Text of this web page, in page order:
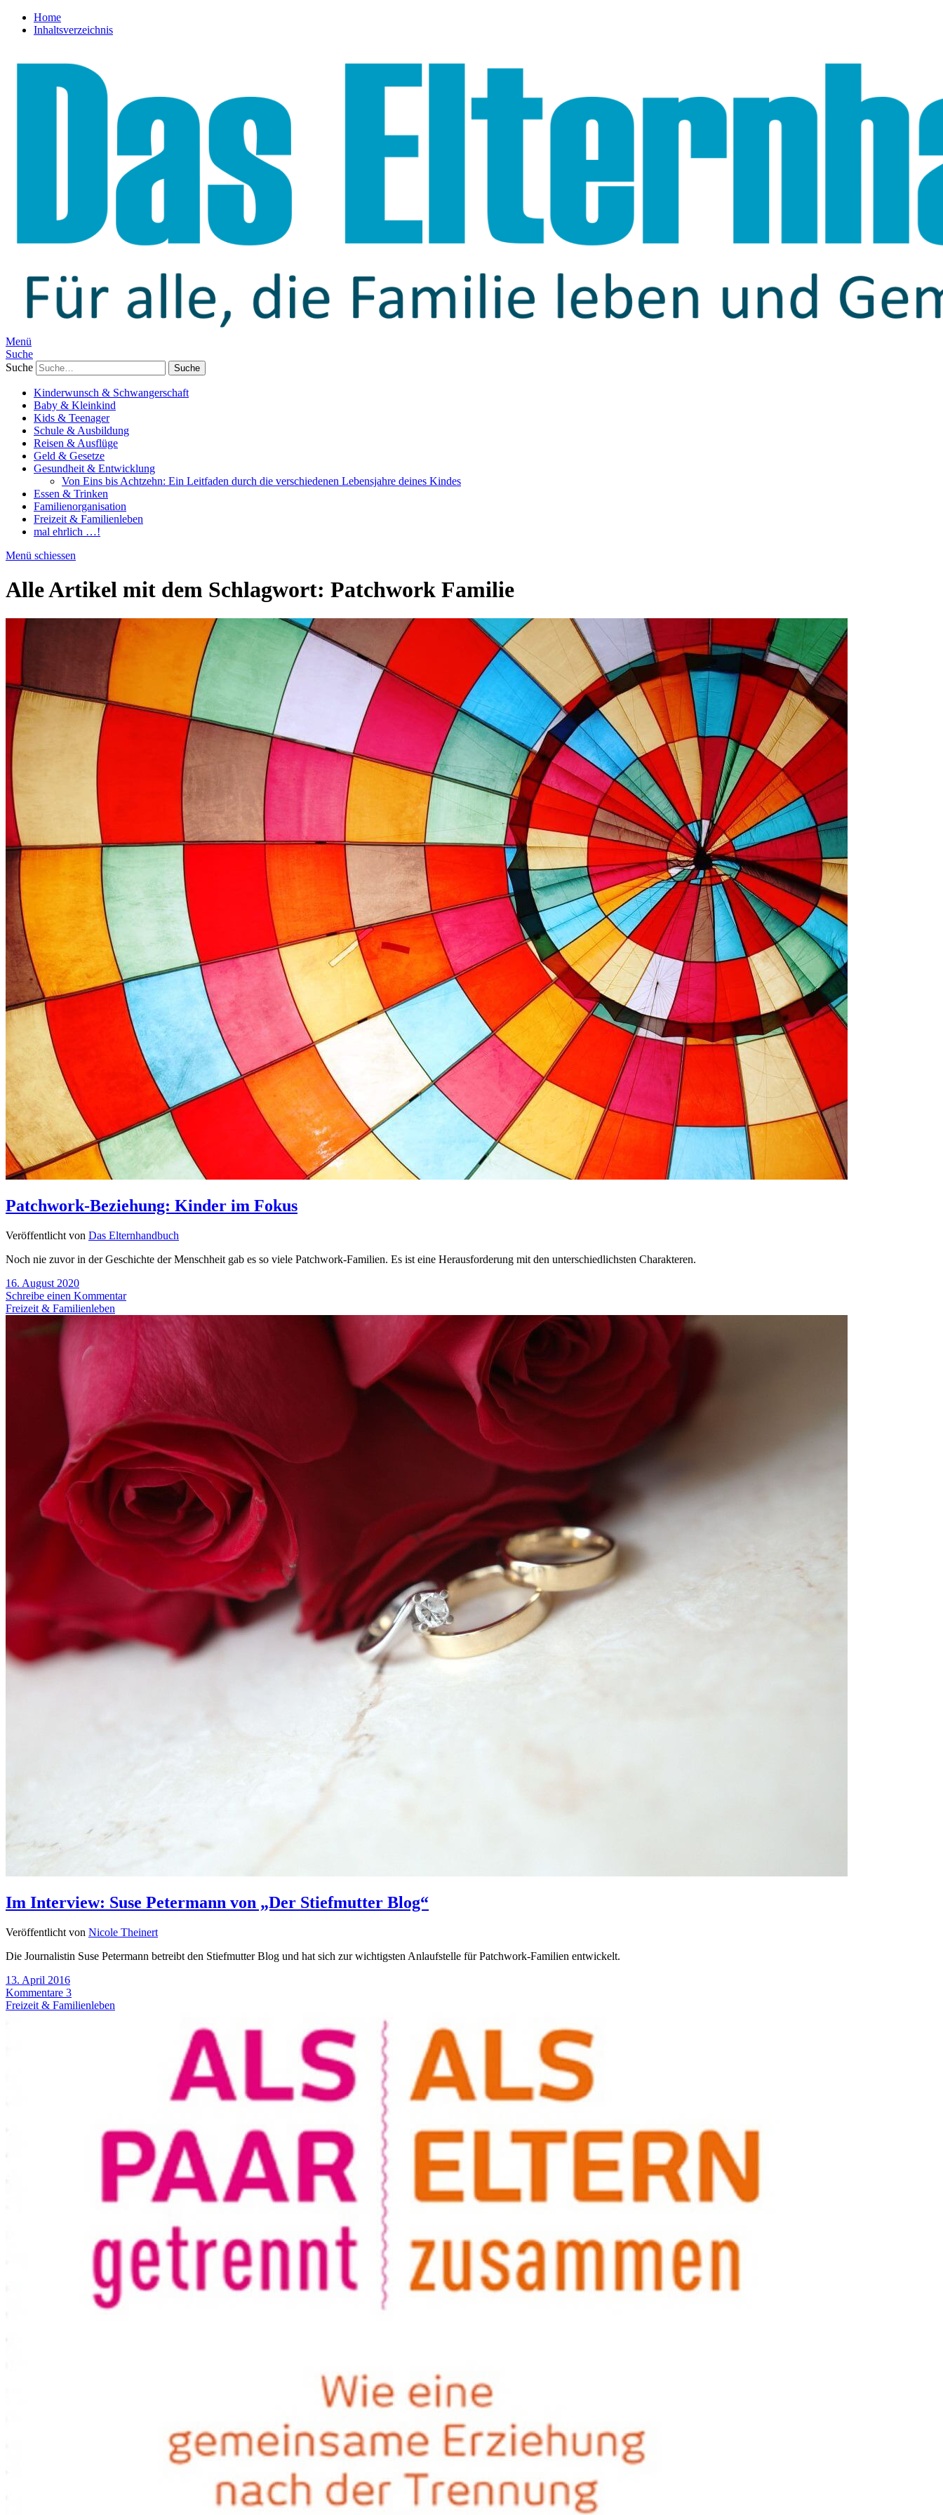
Home
Inhaltsverzeichnis
Menü
Suche
Suche
Kinderwunsch & Schwangerschaft
Baby & Kleinkind
Kids & Teenager
Schule & Ausbildung
Reisen & Ausflüge
Geld & Gesetze
Gesundheit & Entwicklung
Von Eins bis Achtzehn: Ein Leitfaden durch die verschiedenen Lebensjahre deines Kindes
Essen & Trinken
Familienorganisation
Freizeit & Familienleben
mal ehrlich …!
Menü schiessen
Alle Artikel mit dem Schlagwort: Patchwork Familie
Patchwork-Beziehung: Kinder im Fokus
Veröffentlicht von Das Elternhandbuch
Noch nie zuvor in der Geschichte der Menschheit gab es so viele Patchwork-Familien. Es ist eine Herausforderung mit den unterschiedlichsten Charakteren.
16. August 2020
Schreibe einen Kommentar
Freizeit & Familienleben
Im Interview: Suse Petermann von „Der Stiefmutter Blog“
Veröffentlicht von Nicole Theinert
Die Journalistin Suse Petermann betreibt den Stiefmutter Blog und hat sich zur wichtigsten Anlaufstelle für Patchwork-Familien entwickelt.
13. April 2016
Kommentare 3
Freizeit & Familienleben